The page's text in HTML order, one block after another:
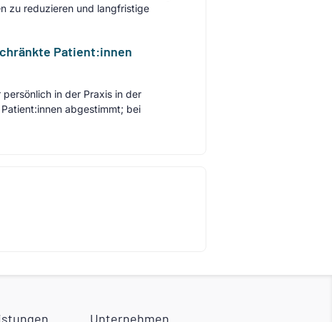
zu reduzieren und langfristige
Patient:innen
in der Praxis in der
abgestimmt; bei
Unternehmen